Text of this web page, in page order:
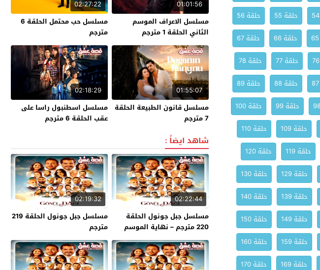
حلقة 55
حلقة 56
حلقة 66
حلقة 67
حلقة 77
حلقة 78
حلقة 88
حلقة 89
حلقة 99
حلقة 100
حلقة 109
حلقة 110
حلقة 119
حلقة 120
حلقة 129
حلقة 130
حلقة 139
حلقة 140
حلقة 149
حلقة 150
حلقة 159
حلقة 160
حلقة 169 حلقة 170
01:01:56
مسلسل الاعراف الموسم
الثاني الحلقة 1 مترجم
02:27:22
مسلسل حب محتمل الحلقة 6
مترجم
01:55:07
مسلسل قانون الطبيعة الحلقة
7 مترجم
02:18:29
مسلسل اسطنبول راسا على
عقب الحلقة 6 مترجم
شاهد ايضاً :
02:22:44
مسلسل جبل جونول الحلقة
220 مترجم – نهاية الموسم
02:19:32
مسلسل جبل جونول الحلقة 219
مترجم